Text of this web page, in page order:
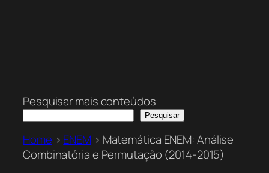
Pesquisar mais conteúdos
Pesquisar
Home > ENEM> Matemática ENEM: Análise
Combinatória e Permutação (2014-2015)